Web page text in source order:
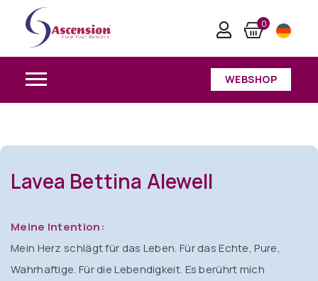
0
WEBSHOP
Lavea Bettina Alewell
Meine Intention:
Mein Herz schlägt für das Leben. Für das Echte, Pure,
Wahrhaftige. Für die Lebendigkeit. Es berührt mich